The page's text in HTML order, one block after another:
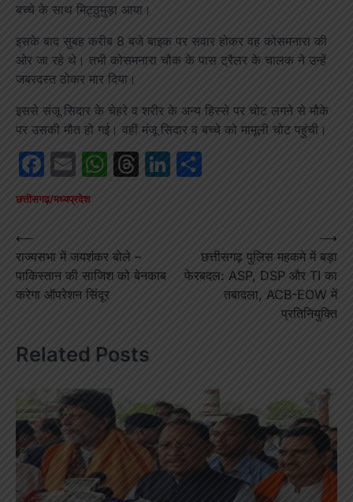
बच्चे के साथ मिट्ठुमुड़ा आया।
इसके बाद सुबह करीब 8 बजे बाइक पर सवार होकर वह कोसमनारा की
ओर जा रहे थे। तभी कोसमनारा चौक के पास ट्रैलर के चालक ने उन्हें
जबरदस्त ठोकर मार दिया।
इससे संजू सिदार के चेहरे व शरीर के अन्य हिस्से पर चोट लगने से मौके
पर उसकी मौत हो गई। वहीं मंजू सिदार व बच्चे को मामूली चोट पहुंची।
Facebook
EmailWhatsApp
Threads
LinkedIn
छत्तीसगढ़/मध्यप्रदेश
Post
navigation
⟵
राज्यसभा में जयशंकर बोले –
पाकिस्तान की साजिश को बेनकाब
करेगा ऑपरेशन सिंदूर
छत्तीसगढ़ पुलिस महकमे में बड़ा
फेरबदल: ASP, DSP और TI का
तबादला, ACB-EOW में
प्रतिनियुक्ति
⟶
Related Posts